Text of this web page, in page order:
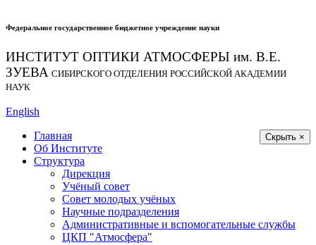
Федеральное государственное бюджетное учреждение науки
ИНСТИТУТ ОПТИКИ АТМОСФЕРЫ им. В.Е.
ЗУЕВА СИБИРСКОГО ОТДЕЛЕНИЯ РОССИЙСКОЙ АКАДЕМИИ
НАУК
English
Скрыть ×
Главная
Об Институте
Структура
Дирекция
Учёный совет
Совет молодых учёных
Научные подразделения
Административные и вспомогательные службы
ЦКП "Атмосфера"